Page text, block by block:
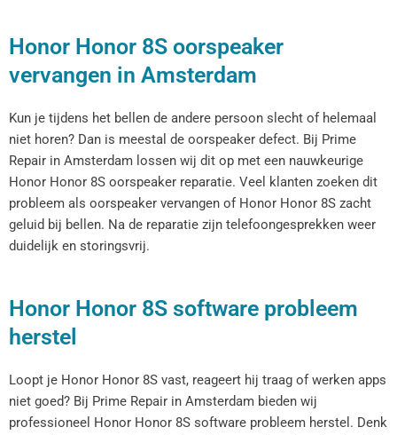
Honor Honor 8S oorspeaker
vervangen in Amsterdam
Kun je tijdens het bellen de andere persoon slecht of helemaal
niet horen? Dan is meestal de oorspeaker defect. Bij Prime
Repair in Amsterdam lossen wij dit op met een nauwkeurige
Honor Honor 8S oorspeaker reparatie. Veel klanten zoeken dit
probleem als oorspeaker vervangen of Honor Honor 8S zacht
geluid bij bellen. Na de reparatie zijn telefoongesprekken weer
duidelijk en storingsvrij.
Honor Honor 8S software probleem
herstel
Loopt je Honor Honor 8S vast, reageert hij traag of werken apps
niet goed? Bij Prime Repair in Amsterdam bieden wij
professioneel Honor Honor 8S software probleem herstel. Denk